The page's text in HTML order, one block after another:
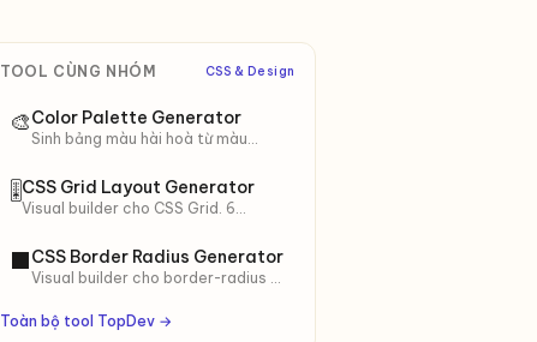
TOOL CÙNG NHÓM CSS & Design
🎨Color Palette Generator
Sinh bảng màu hài hoà từ màu
Monochromatic, Analogous,
Complementary, Triadic… + 10
shades.
🎚CSS Grid Layout Generator
Visual builder cho CSS Grid. 6
fit…). Live preview + copy CSS.
⬛CSS Border Radius Generator
Visual builder cho border-radius —
blob. 8 preset, copy CSS sẵn dùng.
Toàn bộ tool TopDev →